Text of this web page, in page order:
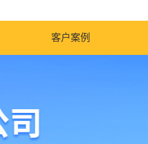
客户案例